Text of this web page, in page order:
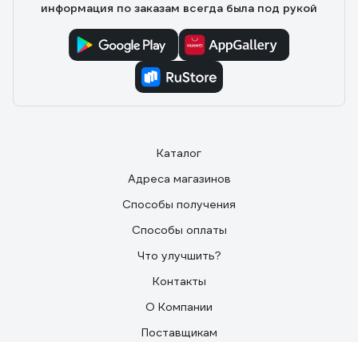
информация по заказам всегда была под рукой
Каталог
Адреса магазинов
Способы получения
Способы оплаты
Что улучшить?
Контакты
О Компании
Поставщикам